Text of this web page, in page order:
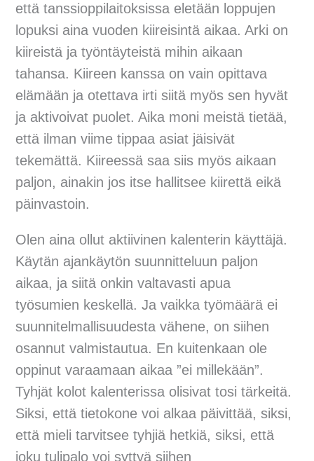
että tanssioppilaitoksissa eletään loppujen
lopuksi aina vuoden kiireisintä aikaa. Arki on
kiireistä ja työntäyteistä mihin aikaan
tahansa. Kiireen kanssa on vain opittava
elämään ja otettava irti siitä myös sen hyvät
ja aktivoivat puolet. Aika moni meistä tietää,
että ilman viime tippaa asiat jäisivät
tekemättä. Kiireessä saa siis myös aikaan
paljon, ainakin jos itse hallitsee kiirettä eikä
päinvastoin.
Olen aina ollut aktiivinen kalenterin käyttäjä.
Käytän ajankäytön suunnitteluun paljon
aikaa, ja siitä onkin valtavasti apua
työsumien keskellä. Ja vaikka työmäärä ei
suunnitelmallisuudesta vähene, on siihen
osannut valmistautua. En kuitenkaan ole
oppinut varaamaan aikaa ”ei millekään”.
Tyhjät kolot kalenterissa olisivat tosi tärkeitä.
Siksi, että tietokone voi alkaa päivittää, siksi,
että mieli tarvitsee tyhjiä hetkiä, siksi, että
joku tulipalo voi syttyä siihen